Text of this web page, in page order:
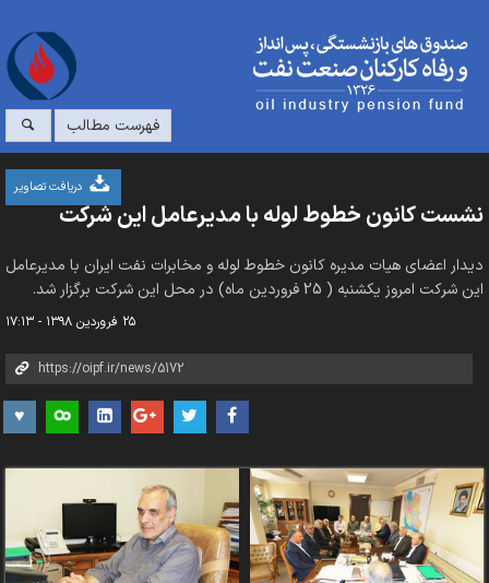
فهرست مطالب
دریافت تصاویر
نشست کانون خطوط لوله با مدیرعامل این شرکت
دیدار اعضای هیات مدیره کانون خطوط لوله و مخابرات نفت ایران با مدیرعامل
این شرکت امروز یکشنبه ( 25 فروردین ماه) در محل این شرکت برگزار شد.
۲۵ فروردین ۱۳۹۸ - ۱۷:۱۳